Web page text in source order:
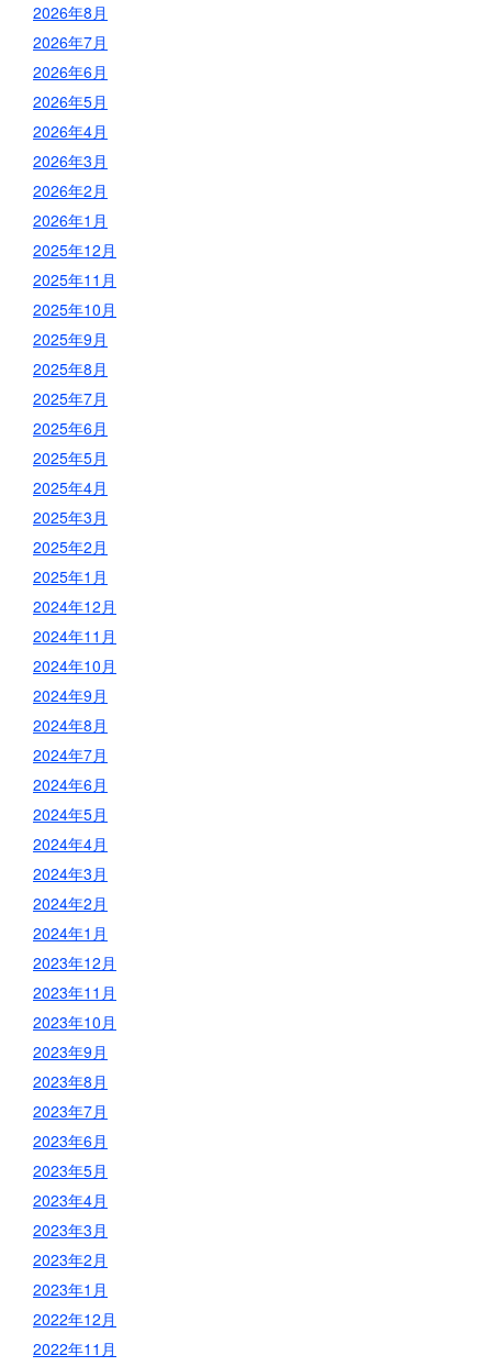
2026年8月
2026年7月
2026年6月
2026年5月
2026年4月
2026年3月
2026年2月
2026年1月
2025年12月
2025年11月
2025年10月
2025年9月
2025年8月
2025年7月
2025年6月
2025年5月
2025年4月
2025年3月
2025年2月
2025年1月
2024年12月
2024年11月
2024年10月
2024年9月
2024年8月
2024年7月
2024年6月
2024年5月
2024年4月
2024年3月
2024年2月
2024年1月
2023年12月
2023年11月
2023年10月
2023年9月
2023年8月
2023年7月
2023年6月
2023年5月
2023年4月
2023年3月
2023年2月
2023年1月
2022年12月
2022年11月